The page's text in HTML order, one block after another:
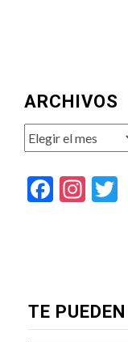
ARCHIVOS
Archivos
TE